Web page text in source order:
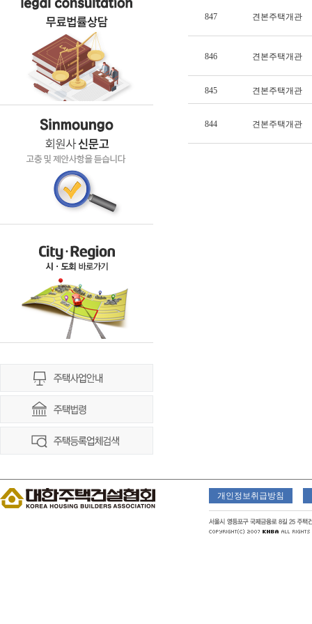
847 견본주택개관
846 견본주택개관
845 견본주택개관
844 견본주택개관
개인정보취급방침